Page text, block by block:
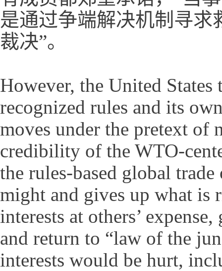
是通过争端解决机制寻
裁决”。
However, the United
recognized rules and its
moves under the pretext of
credibility of the WTO-
the rules-based global
might and gives up what is
interests at others’
and return to “law of the
interests would be hurt,